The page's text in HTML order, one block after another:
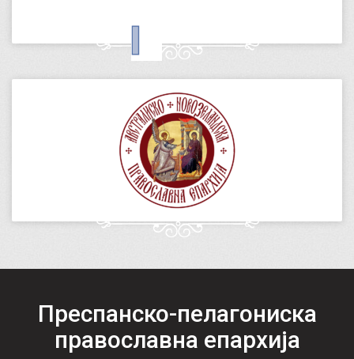
Преспанско-пелагониска
православна епархија